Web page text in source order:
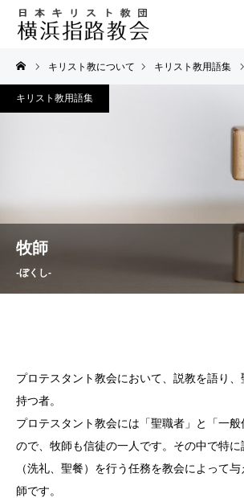
キリスト教について キリスト教用語集
牧師
-ぼくし-
キリスト教用語集
プロテスタント教会において、説教を語り
持つ者。
プロテスタント教会には「聖職者」と「一
ので、牧師も信徒の一人です。その中で特
（洗礼、聖餐）を行う任務を教会によって
師です。